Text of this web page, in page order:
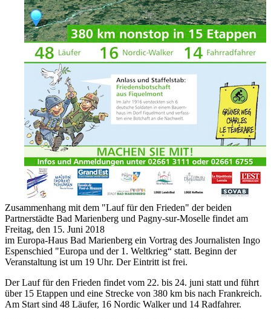
Zusammenhang mit dem "Lauf für den Frieden" der beiden
Partnerstädte Bad Marienberg und Pagny-sur-Moselle findet am
Freitag, den 15. Juni 2018
im Europa-Haus Bad Marienberg ein Vortrag des Journalisten Ingo
Espenschied "Europa und der 1. Weltkrieg“ statt. Beginn der
Veranstaltung ist um 19 Uhr. Der Eintritt ist frei.
Der Lauf für den Frieden findet vom 22. bis 24. juni statt und führt
über 15 Etappen und eine Strecke von 380 km bis nach Frankreich.
Am Start sind 48 Läufer, 16 Nordic Walker und 14 Radfahrer.